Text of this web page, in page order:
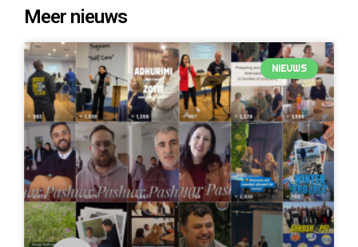
Meer nieuws
NIEUWS